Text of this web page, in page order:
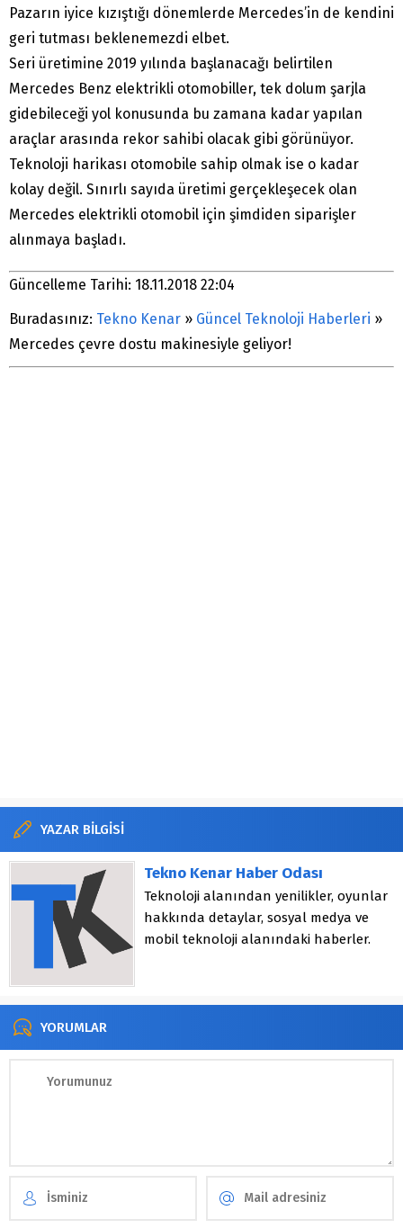
Pazarın iyice kızıştığı dönemlerde Mercedes’in de kendini
geri tutması beklenemezdi elbet.
Seri üretimine 2019 yılında başlanacağı belirtilen
Mercedes Benz elektrikli otomobiller, tek dolum şarjla
gidebileceği yol konusunda bu zamana kadar yapılan
araçlar arasında rekor sahibi olacak gibi görünüyor.
Teknoloji harikası otomobile sahip olmak ise o kadar
kolay değil. Sınırlı sayıda üretimi gerçekleşecek olan
Mercedes elektrikli otomobil için şimdiden siparişler
alınmaya başladı.
Güncelleme Tarihi: 18.11.2018 22:04
Buradasınız: Tekno Kenar » Güncel Teknoloji Haberleri »
Mercedes çevre dostu makinesiyle geliyor!
YAZAR BİLGİSİ
Tekno Kenar Haber Odası
Teknoloji alanından yenilikler, oyunlar
hakkında detaylar, sosyal medya ve
mobil teknoloji alanındaki haberler.
YORUMLAR